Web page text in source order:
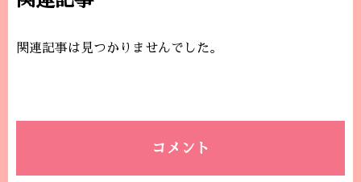
関連記事は見つかりませんでした。
コメント